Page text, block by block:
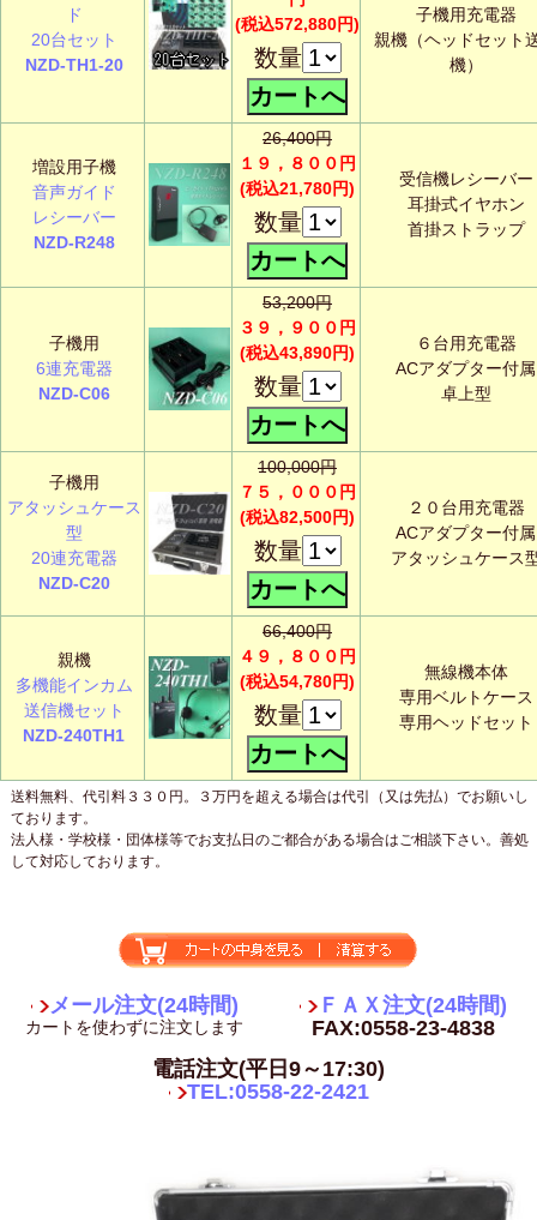
ド
20台セット
NZD-TH1-20
(税込572,880円)
数量
子機用充電器
親機（ヘッドセット
機）
増設用子機
音声ガイド
レシーバー
NZD-R248
26,400円
１９，８００円
(税込21,780円)
数量
受信機レシーバー
耳掛式イヤホン
首掛ストラップ
子機用
6連充電器
NZD-C06
53,200円
３９，９００円
(税込43,890円)
数量
６台用充電器
ACアダプター付属
卓上型
子機用
アタッシュケース
型
20連充電器
NZD-C20
100,000円
７５，０００円
(税込82,500円)
数量
２０台用充電器
ACアダプター付属
アタッシュケース
親機
多機能インカム
送信機セット
NZD-240TH1
66,400円
４９，８００円
(税込54,780円)
数量
無線機本体
専用ベルトケース
専用ヘッドセット
送料無料、代引料３３０円。３万円を超える場合は代引（又は先払）でお願いし
ております。
法人様・学校様・団体様等でお支払日のご都合がある場合はご相談下さい。善処
して対応しております。
メール注文(24時間)
カートを使わずに注文します
ＦＡＸ注文(24時間)
FAX:0558-23-4838
電話注文(平日9～17:30)
TEL:0558-22-2421